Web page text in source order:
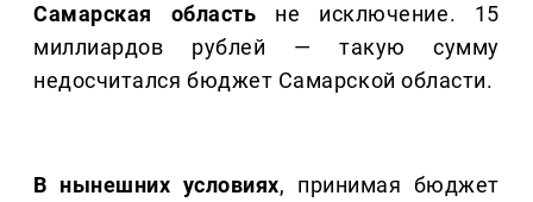
Самарская область не исключение. 15
миллиардов рублей — такую сумму
недосчитался бюджет Самарской области.
В нынешних условиях, принимая бюджет